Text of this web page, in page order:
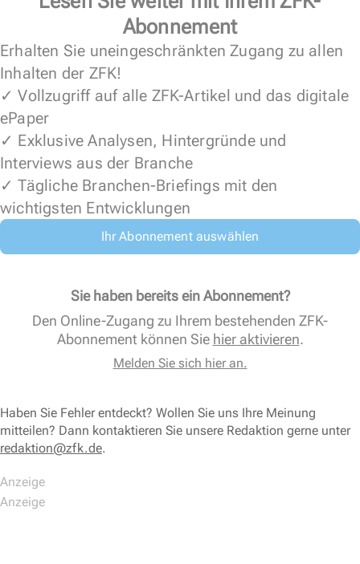
Abonnement
Erhalten Sie uneingeschränkten Zugang zu allen
Inhalten der ZFK!
✓ Vollzugriff auf alle ZFK-Artikel und das digitale
ePaper
✓ Exklusive Analysen, Hintergründe und
Interviews aus der Branche
✓ Tägliche Branchen-Briefings mit den
wichtigsten Entwicklungen
Ihr Abonnement auswählen
Sie haben bereits ein Abonnement?
Den Online-Zugang zu Ihrem bestehenden ZFK-
Abonnement können Sie hier aktivieren.
Melden Sie sich hier an.
Haben Sie Fehler entdeckt? Wollen Sie uns Ihre Meinung
mitteilen? Dann kontaktieren Sie unsere Redaktion gerne unter
redaktion@zfk.de.